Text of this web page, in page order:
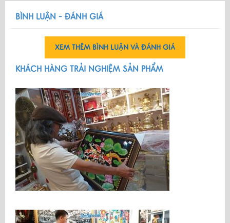
BÌNH LUẬN - ĐÁNH GIÁ
XEM THÊM BÌNH LUẬN VÀ ĐÁNH GIÁ
KHÁCH HÀNG TRẢI NGHIỆM SẢN PHẨM